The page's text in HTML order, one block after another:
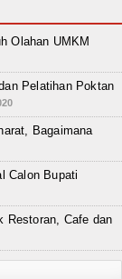
Olahan UMKM
Pelatihan Poktan
Bagaimana
Calon Bupati
Restoran, Cafe dan